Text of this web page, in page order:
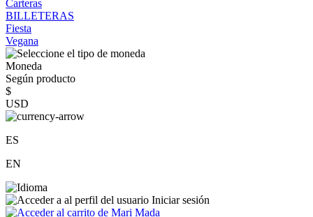
Carteras
BILLETERAS
Fiesta
Vegana
Moneda
Según producto
$
USD
ES
EN
Iniciar sesión